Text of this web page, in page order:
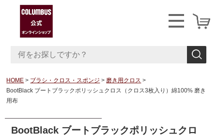
HOME ブラシ・クロス・スポンジ
磨き用クロス
BootBlack ブートブラックポリッシュクロス（クロス3枚入り）綿100% 磨き
用布
BootBlack ブートブラックポリッシュクロ